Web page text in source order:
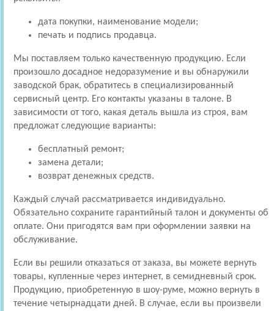
дата покупки, наименование модели;
печать и подпись продавца.
Мы поставляем только качественную продукцию. Если
произошло досадное недоразумение и вы обнаружили
заводской брак, обратитесь в специализированный
сервисный центр. Его контакты указаны в талоне. В
зависимости от того, какая деталь вышла из строя, вам
предложат следующие варианты:
бесплатный ремонт;
замена детали;
возврат денежных средств.
Каждый случай рассматривается индивидуально.
Обязательно сохраните гарантийный талон и документы об
оплате. Они пригодятся вам при оформлении заявки на
обслуживание.
Если вы решили отказаться от заказа, вы можете вернуть
товары, купленные через интернет, в семидневный срок.
Продукцию, приобретенную в шоу-руме, можно вернуть в
течение четырнадцати дней. В случае, если вы произвели